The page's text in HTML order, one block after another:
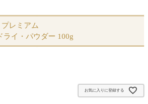
レミアム
ライ・パウダー 100g
お気に入りに登録する